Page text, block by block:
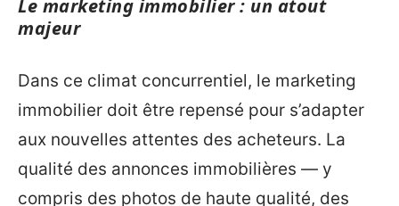
Le marketing immobilier : un atout
majeur
Dans ce climat concurrentiel, le marketing
immobilier doit être repensé pour s’adapter
aux nouvelles attentes des acheteurs. La
qualité des annonces immobilières — y
compris des photos de haute qualité, des